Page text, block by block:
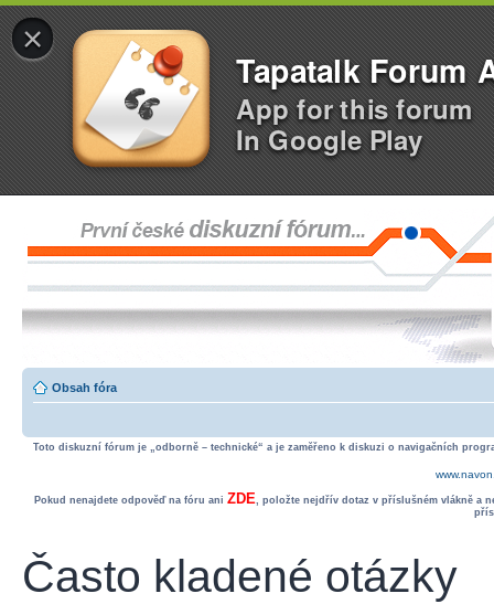
×
Tapatalk Forum
App for this forum
In Google Play
Obsah fóra
Toto diskuzní fórum je „odborně – technické“ a je zaměřeno k diskuzi o navigačních
Pokud nenajdete odpověď na fóru ani ZDE, položte nejdřív dotaz v příslušném vlákně a
Často kladené otázky